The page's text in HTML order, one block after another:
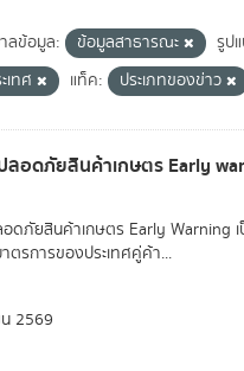
ลข้อมูล: ข้อมูลสาธารณะ รูป
เทศ
แท็ค: ประเภทของข่าว
ลอดภัยสินค้าเกษตร Early
ดภัยสินค้าเกษตร Early Warning
ตรการของประเทศคู่ค้า...
2569